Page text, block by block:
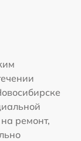
ремонт,